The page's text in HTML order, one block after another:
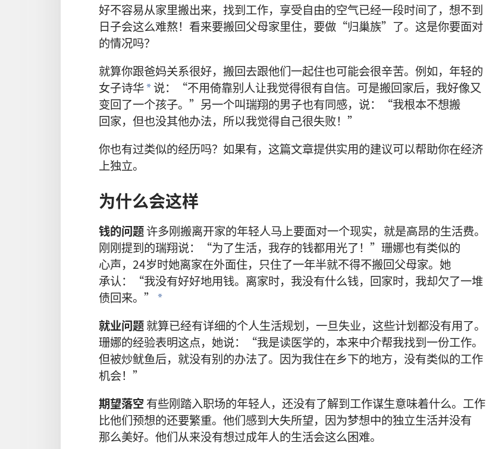
好不容易从家里搬出来， 找到工作， 享受自由的空气已经一段时间了， 想不到
日子会这么难熬！ 看来要搬回父母家里住， 要做 “归巢族” 了。 这是你要面对
的情况吗？
就算你跟爸妈关系很好， 搬回去跟他们一起住也可能会很辛苦。 例如， 年轻的
女子诗华*说：“不用倚靠别人让我觉得很有自信。 可是搬回家后， 我好像又
变回了一个孩子。” 另一个叫瑞翔的男子也有同感， 说：“我根本不想搬
回家， 但也没其他办法， 所以我觉得自己很失败！”
你也有过类似的经历吗？ 如果有， 这篇文章提供实用的建议可以帮助你在经济
上独立。
为什么会这样
钱的问题许多刚搬离开家的年轻人马上要面对一个现实， 就是高昂的生活费。
刚刚提到的瑞翔说：“为了生活， 我存的钱都用光了！” 珊娜也有类似的
心声，24岁时她离家在外面住， 只住了一年半就不得不搬回父母家。 她
承认：“我没有好好地用钱。 离家时， 我没有什么钱， 回家时， 我却欠了一堆
债回来。” *
就业问题就算已经有详细的个人生活规划， 一旦失业， 这些计划都没有用了。
珊娜的经验表明这点， 她说：“我是读医学的， 本来中介帮我找到一份工作。
但被炒鱿鱼后， 就没有别的办法了。 因为我住在乡下的地方， 没有类似的工作
机会！”
期望落空 有些刚踏入职场的年轻人， 还没有了解到工作谋生意味着什么。 工作
比他们预想的还要繁重。 他们感到大失所望， 因为梦想中的独立生活并没有
那么美好。 他们从来没有想过成年人的生活会这么困难。